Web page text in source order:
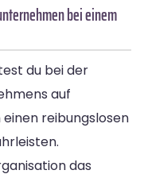
bei einem
du bei der
auf
reibungslosen
das